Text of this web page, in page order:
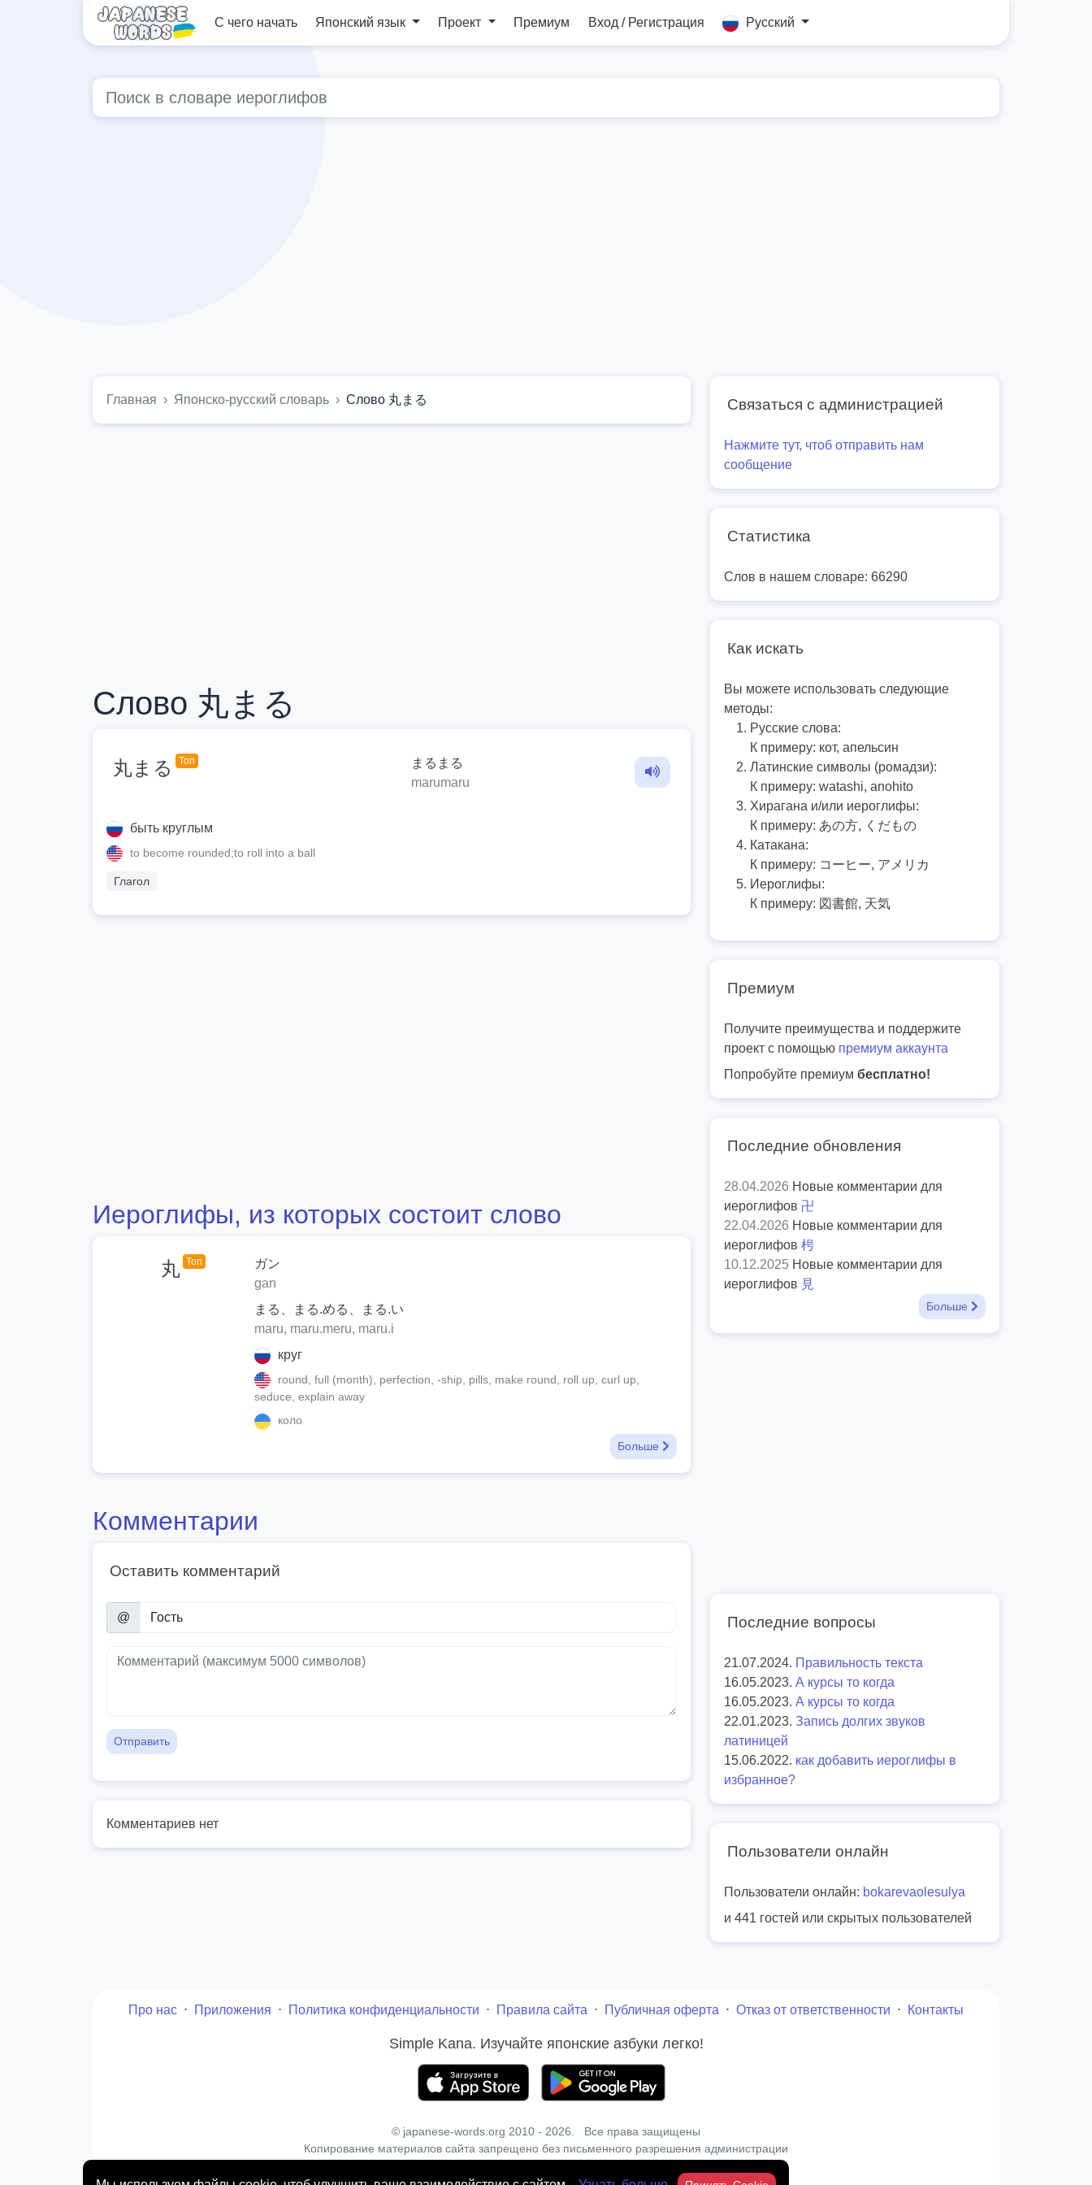
С чего начать Японский язык Проект Премиум Вход / Регистрация Русский
Главная Японско-русский словарь Слово 丸まる
Слово 丸まる
丸まる Топ
まるまる
marumaru
быть круглым
to become rounded;to roll into a ball
Глагол
Иероглифы, из которых состоит слово
丸 Топ
ガン
gan
まる、まる.める、まる.い
maru, maru.meru, maru.i
круг
round, full (month), perfection, -ship, pills, make round, roll up, curl up,
seduce, explain away
коло
Больше
Комментарии
Оставить комментарий
@
Отправить
Комментариев нет
Связаться с администрацией
Нажмите тут, чтоб отправить нам
сообщение
Статистика
Слов в нашем словаре: 66290
Как искать
Вы можете использовать следующие
методы:
Русские слова:
К примеру: кот, апельсин
Латинские символы (ромадзи):
К примеру: watashi, anohito
Хирагана и/или иероглифы:
К примеру: あの方, くだもの
Катакана:
К примеру: コーヒー, アメリカ
Иероглифы:
К примеру: 図書館, 天気
Премиум
Получите преимущества и поддержите
проект с помощью премиум аккаунта
Попробуйте премиум бесплатно!
Последние обновления
28.04.2026 Новые комментарии для
иероглифов 卍
22.04.2026 Новые комментарии для
иероглифов 枵
10.12.2025 Новые комментарии для
иероглифов 見
Больше
Последние вопросы
21.07.2024. Правильность текста
16.05.2023. А курсы то когда
16.05.2023. А курсы то когда
22.01.2023. Запись долгих звуков
латиницей
15.06.2022. как добавить иероглифы в
избранное?
Пользователи онлайн
Пользователи онлайн: bokarevaolesulya
и 441 гостей или скрытых пользователей
Про нас ⋅ Приложения ⋅ Политика конфиденциальности ⋅ Правила сайта ⋅ Публичная оферта ⋅ Отказ от ответственности ⋅ Контакты
Simple Kana. Изучайте японские азбуки легко!
© japanese-words.org 2010 - 2026. Все права защищены
Копирование материалов сайта запрещено без письменного разрешения администрации